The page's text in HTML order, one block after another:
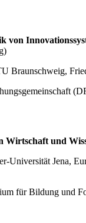
von
Braunschweig,
Wirtschaft und
Universität Jena,
für Bildung und